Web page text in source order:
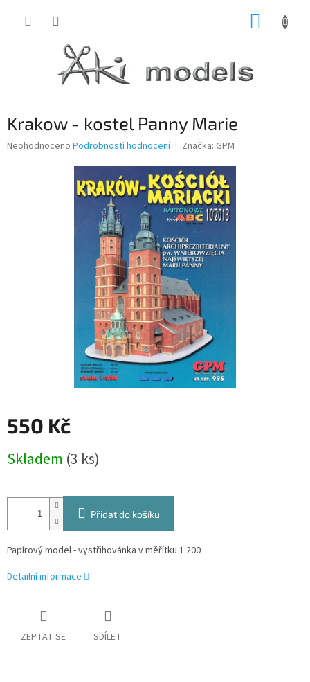
Krakow - kostel Panny Marie
Průměrné
Neohodnoceno Podrobnosti hodnocení Značka: GPM
550 Kč
cena:
Skladem (3 ks)
Přidat do košíku
Papírový model - vystřihovánka v měřítku 1:200
Detailní informace
ZEPTAT SE SDÍLET